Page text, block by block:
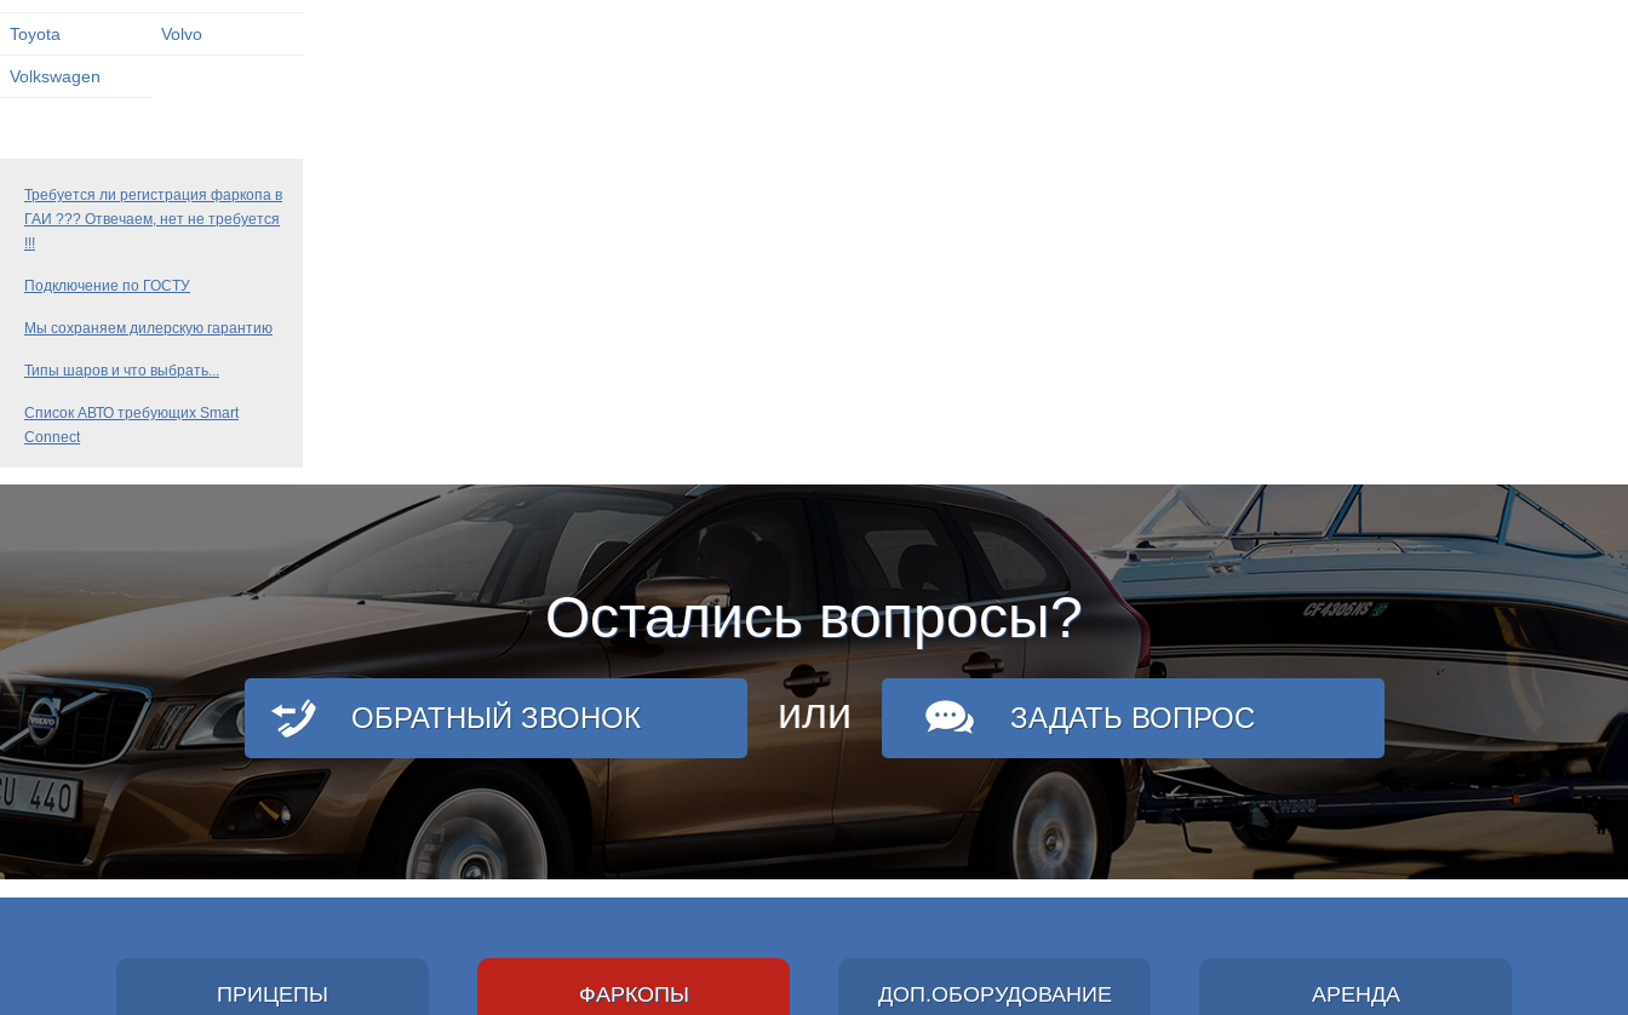
Toyota Volvo
Volkswagen
Требуется ли регистрация фаркопа в
ГАИ ??? Отвечаем, нет не требуется
!!!
Подключение по ГОСТУ
Мы сохраняем дилерскую гарантию
Типы шаров и что выбрать...
Список АВТО требующих Smart
Connect
Остались вопросы?
ОБРАТНЫЙ ЗВОНОК или ЗАДАТЬ ВОПРОС
ПРИЦЕПЫ ФАРКОПЫ ДОП.ОБОРУДОВАНИЕ АРЕНДА